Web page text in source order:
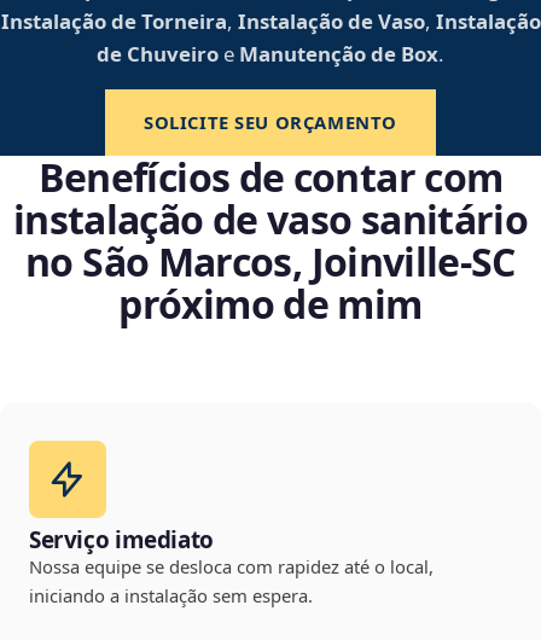
Instalação de Torneira, Instalação de Vaso, Instalação
de Chuveiro e Manutenção de Box.
SOLICITE SEU ORÇAMENTO
Benefícios de contar com
instalação de vaso sanitário
no São Marcos, Joinville‑SC
próximo de mim
Serviço imediato
Nossa equipe se desloca com rapidez até o local,
iniciando a instalação sem espera.